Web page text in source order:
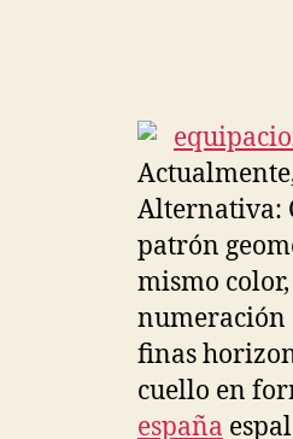
Alternativa:
patrón
mismo
numeración
finas
cuello en
españa